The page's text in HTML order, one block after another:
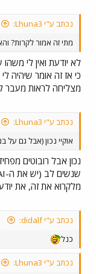
נכתב ע"י Lhuna3:
מתי זה אמור לקרות?
לא יודעת ואין לי
כי אז זה אומר שיהיה
מצליחה לראות מעבר
נכתב ע"י Lhuna3:
אוקיי נכון (אבל גם על
נכון אבל רובוטים
מלקרוא את זה, את
נכתב ע"י didalf:
כנל
נכתב ע"י Lhuna3: